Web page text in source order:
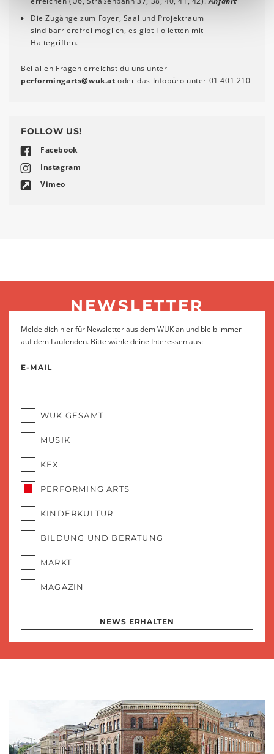
Die Zugänge zum Foyer, Saal und Projektraum
sind barrierefrei möglich, es gibt Toiletten mit
Haltegriffen.
Bei allen Fragen erreichst du uns unter
performingarts@wuk.at oder das Infobüro unter 01 401 210
FOLLOW US!
Facebook
Instagram
Vimeo
NEWSLETTER
Melde dich hier für Newsletter aus dem WUK an und bleib immer
auf dem Laufenden. Bitte wähle deine Interessen aus:
E-MAIL
WUK GESAMT
MUSIK
KEX
PERFORMING ARTS
KINDERKULTUR
BILDUNG UND BERATUNG
MARKT
MAGAZIN
NEWS ERHALTEN